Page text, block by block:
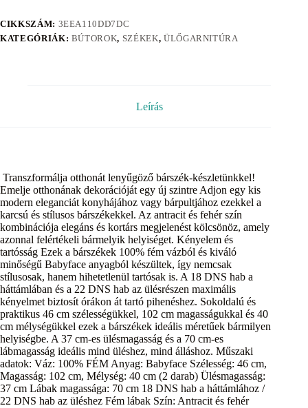
CIKKSZÁM: 3EEA110DD7DC
KATEGÓRIÁK: BÚTOROK, SZÉKEK, ÜLŐGARNITÚRA
Leírás
Transzformálja otthonát lenyűgöző bárszék-készletünkkel!
Emelje otthonának dekorációját egy új szintre Adjon egy kis
modern eleganciát konyhájához vagy bárpultjához ezekkel a
karcsú és stílusos bárszékekkel. Az antracit és fehér szín
kombinációja elegáns és kortárs megjelenést kölcsönöz, amely
azonnal felértékeli bármelyik helyiséget. Kényelem és
tartósság Ezek a bárszékek 100% fém vázból és kiváló
minőségű Babyface anyagból készültek, így nemcsak
stílusosak, hanem hihetetlenül tartósak is. A 18 DNS hab a
háttámlában és a 22 DNS hab az ülésrészen maximális
kényelmet biztosít órákon át tartó pihenéshez. Sokoldalú és
praktikus 46 cm szélességükkel, 102 cm magasságukkal és 40
cm mélységükkel ezek a bárszékek ideális méretűek bármilyen
helyiségbe. A 37 cm-es ülésmagasság és a 70 cm-es
lábmagasság ideális mind üléshez, mind álláshoz. Műszaki
adatok: Váz: 100% FÉM Anyag: Babyface Szélesség: 46 cm,
Magasság: 102 cm, Mélység: 40 cm (2 darab) Ülésmagasság:
37 cm Lábak magassága: 70 cm 18 DNS hab a háttámlához /
22 DNS hab az üléshez Fém lábak Szín: Antracit és fehér